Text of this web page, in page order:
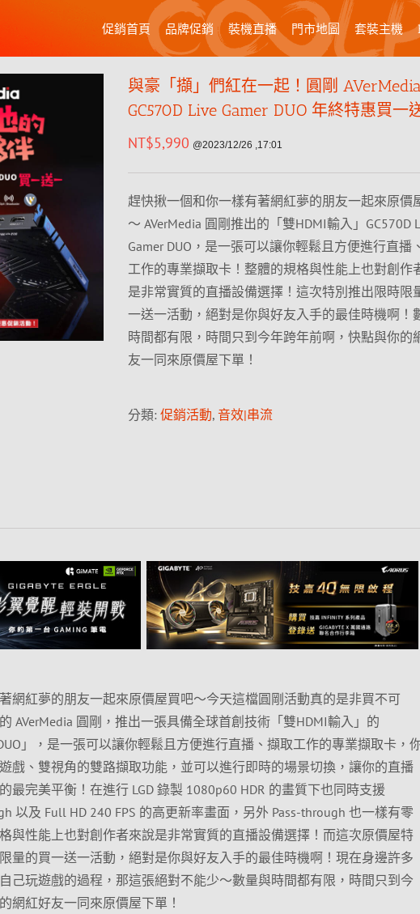
促銷首頁 品牌促銷 裝機直播 門市地圖 套裝主機
與豪「擷」們紅在一起！圓剛 AVerMedia
GC570D Live Gamer DUO 年終特惠買一
NT$5,990 @2023/12/26 ,17:01
趕快揪一個和你一樣有著網紅夢的朋友一起來原價
～ AVerMedia 圓剛推出的「雙HDMI輸入」GC570D
Gamer DUO，是一張可以讓你輕鬆且方便進行直播
工作的專業擷取卡！整體的規格與性能上也對創作
是非常實質的直播設備選擇！這次特別推出限時限
一送一活動，絕對是你與好友入手的最佳時機啊！
時間都有限，時間只到今年跨年前啊，快點與你的
友一同來原價屋下單！
分類: 促銷活動, 音效|串流
網紅夢的朋友一起來原價屋買吧～今天這檔圓剛活動真的是非買不可
AVerMedia 圓剛，推出一張具備全球首創技術「雙HDMI輸入」的
DUO」，是一張可以讓你輕鬆且方便進行直播、擷取工作的專業擷取卡，
戲、雙視角的雙路擷取功能，並可以進行即時的場景切換，讓你的直播
最完美平衡！在進行 LGD 錄製 1080p60 HDR 的畫質下也同時支援
以及 Full HD 240 FPS 的高更新率畫面，另外 Pass-through 也一樣有零
與性能上也對創作者來說是非常實質的直播設備選擇！而這次原價屋特
量的買一送一活動，絕對是你與好友入手的最佳時機啊！現在身邊許多
己玩遊戲的過程，那這張絕對不能少～數量與時間都有限，時間只到今
網紅好友一同來原價屋下單！